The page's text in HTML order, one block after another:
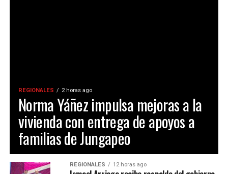
REGIONALES 2 horas ago
Norma Yáñez impulsa mejoras a la
vivienda con entrega de apoyos a
familias de Jungapeo
REGIONALES 12 horas ago